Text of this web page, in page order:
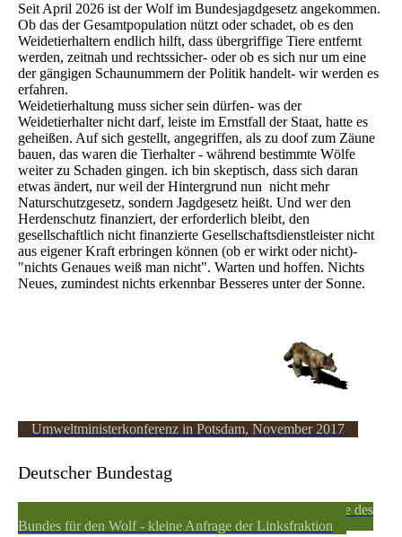
Seit April 2026 ist der Wolf im Bundesjagdgesetz angekommen.
Ob das der Gesamtpopulation nützt oder schadet, ob es den
Weidetierhaltern endlich hilft, dass übergriffige Tiere entfernt
werden, zeitnah und rechtssicher- oder ob es sich nur um eine
der gängigen Schaunummern der Politik handelt- wir werden es
erfahren.
Weidetierhaltung muss sicher sein dürfen- was der
Weidetierhalter nicht darf, leiste im Ernstfall der Staat, hatte es
geheißen. Auf sich gestellt, angegriffen, als zu doof zum Zäune
bauen, das waren die Tierhalter - während bestimmte Wölfe
weiter zu Schaden gingen. ich bin skeptisch, dass sich daran
etwas ändert, nur weil der Hintergrund nun nicht mehr
Naturschutzgesetz, sondern Jagdgesetz heißt. Und wer den
Herdenschutz finanziert, der erforderlich bleibt, den
gesellschaftlich nicht finanzierte Gesellschaftsdienstleister nicht
aus eigener Kraft erbringen können (ob er wirkt oder nicht)-
"nichts Genaues weiß man nicht". Warten und hoffen. Nichts
Neues, zumindest nichts erkennbar Besseres unter der Sonne.
Umweltministerkonferenz in Potsdam, November 2017
Deutscher Bundestag
Herdenschutz und Dokumentations- und Beratungsstelle des
Bundes für den Wolf - kleine Anfrage der Linksfraktion